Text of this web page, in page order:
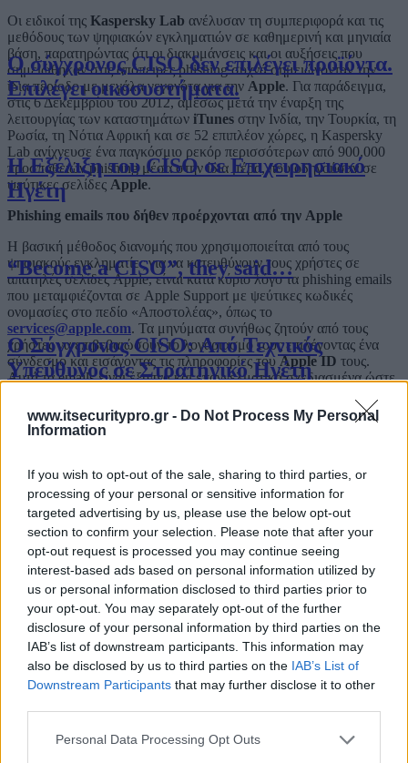
www.itsecuritypro.gr - Do Not Process My Personal
Information
If you wish to opt-out of the sale, sharing to third parties, or
processing of your personal or sensitive information for
targeted advertising by us, please use the below opt-out
section to confirm your selection. Please note that after your
opt-out request is processed you may continue seeing
interest-based ads based on personal information utilized by
us or personal information disclosed to third parties prior to
your opt-out. You may separately opt-out of the further
disclosure of your personal information by third parties on the
IAB’s list of downstream participants. This information may
also be disclosed by us to third parties on the IAB’s List of
Downstream Participants that may further disclose it to other
Personal Data Processing Opt Outs
Ο σύγχρονος CISO δεν επιλέγει προϊόντα.
Επιλέγει οικοσυστήματα.
Η Εξέλιξη του CISO σε Επιχειρησιακό
Ηγέτη
“Become a CISO”, they said…
Ο Σύγχρονος CISO: Από Τεχνικός
Υπεύθυνος σε Στρατηγικό Ηγέτη
Ο CISO στην Εποχή του AI: Από την
Προστασία στη Στρατηγική
Από την αποσπασματική ασφάλεια στη
στρατηγική ανθεκτικότητα
Ο CISO στον κόσμο των πραγματικών
Οι ειδικοί της Kaspersky Lab ανέλυσαν τη συμπεριφορά και τις
μεθόδους των ψηφιακών εγκληματιών σε καθημερινή και μηνιαία
βάση, παρατηρώντας ότι οι διακυμάνσεις και οι αυξήσεις που
σημειώθηκαν στις απόπειρες phishing συχνά σημειώνονταν την
ίδια περίοδο με μεγάλα γεγονότα για την Apple. Για παράδειγμα,
στις 6 Δεκεμβρίου του 2012, αμέσως μετά την έναρξη της
λειτουργίας των καταστημάτων iTunes στην Ινδία, την Τουρκία, τη
Ρωσία, τη Νότια Αφρική και σε 52 επιπλέον χώρες, η Kaspersky
Lab ανίχνευσε ένα παγκόσμιο ρεκόρ περισσότερων από 900.000
προσπαθειών phishing μέσα στην ίδια μέρα, που οδηγούσαν σε
ψεύτικες σελίδες Apple.
Phishing emails που δήθεν προέρχονται από την Apple
Η βασική μέθοδος διανομής που χρησιμοποιείται από τους
ψηφιακούς εγκληματίες για να κατευθύνουν τους χρήστες σε
απατηλές σελίδες Apple, είναι κατά κύριο λόγο τα phishing emails
που μεταμφιέζονται σε Apple Support με ψεύτικες κωδικές
ονομασίες στο πεδίο «Αποστολέας», όπως το
services@apple.com. Τα μηνύματα συνήθως ζητούν από τους
χρήστες να επιβεβαιώσουν το λογαριασμό τους επιλέγοντας ένα
σύνδεσμο και εισάγοντας τις πληροφορίες τουApple ID τους.
Αυτά τα emails είναι έξυπνα και επαγγελματικά σχεδιασμένα ώστε
ενώ το μήνυμα εμφανίζεται με παρόμοια γραμματοσειρά,
χρωματισμούς και ύφος με αυτά που χρησιμοποιεί η
.
υποκλέπτει τα στοιχεία των πιστωτικών καρτών των πελατών της
Apple. Αυτό πραγματοποιείται με την αποστολή στους χρήστες
ενός email που τους ζητά να επιβεβαιώσουν ή να ανανεώσουν τα
διαπιστευτήρια για την πιστωτική τους κάρτας που είναι
συνδεδεμένη με ταApple IDsτους. Αυτό μπορεί να γίνει
«κλικάροντας» ένα σύνδεσμο που περιλαμβάνεται στο μήνυμα. Ο
σύνδεσμος οδηγεί το χρήστη σε μία σελίδα phishing, η οποία
μιμείται τον τρόπο που η Apple ζητάει τα στοιχεία της πιστωτικής
κάρτας από τους πελάτες της, οδηγώντας παραπλανητικά τους
χρήστες να εισαγάγουν τα στοιχεία των πιστωτικών καρτών τους
και άλλες προσωπικές πληροφορίες.
Οδηγίες για τους χρήστες: Πώς να αναγνωρίζετε τις
ιστοσελίδες και τα emails phishing
Ένας τρόπος για να διακρίνουμε τις πραγματικές ιστοσελίδες από
τις πλαστές που έχουν δημιουργηθεί για σκοπούς phishing είναι να
προσέχουμε τη διεύθυνση της ιστοσελίδας. Ενώ οι περισσότερες